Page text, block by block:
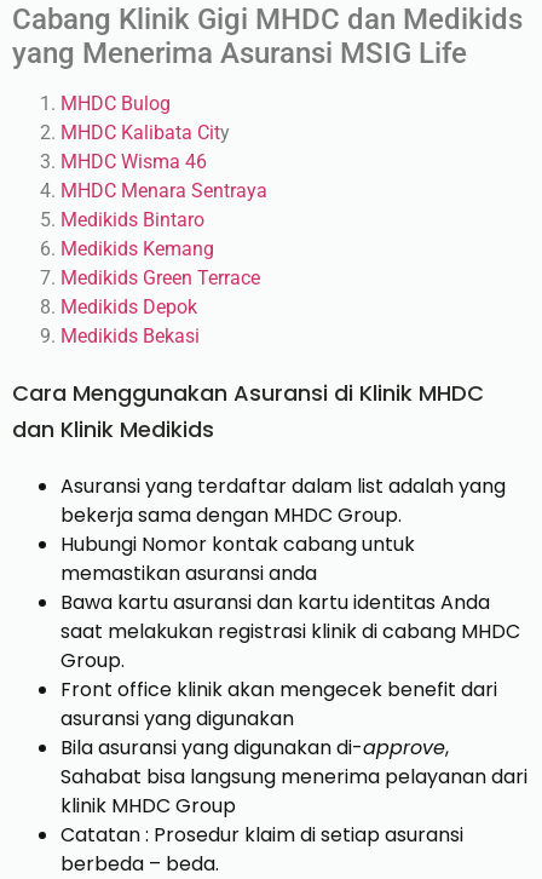
Cabang Klinik Gigi MHDC dan Medikids
yang Menerima Asuransi MSIG Life
MHDC Bulog
MHDC Kalibata City
MHDC Wisma 46
MHDC Menara Sentraya
Medikids Bintaro
Medikids Kemang
Medikids Green Terrace
Medikids Depok
Medikids Bekasi
Cara Menggunakan Asuransi di Klinik MHDC
dan Klinik Medikids
Asuransi yang terdaftar dalam list adalah yang
bekerja sama dengan MHDC Group.
Hubungi Nomor kontak cabang untuk
memastikan asuransi anda
Bawa kartu asuransi dan kartu identitas Anda
saat melakukan registrasi klinik di cabang MHDC
Group.
Front office klinik akan mengecek benefit dari
asuransi yang digunakan
Bila asuransi yang digunakan di-approve,
Sahabat bisa langsung menerima pelayanan dari
klinik MHDC Group
Catatan : Prosedur klaim di setiap asuransi
berbeda – beda.